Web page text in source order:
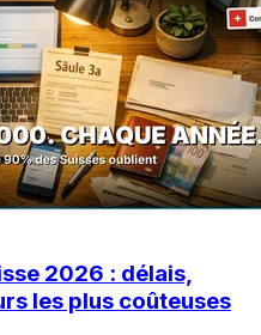
2026 : délais,
les plus coûteuses